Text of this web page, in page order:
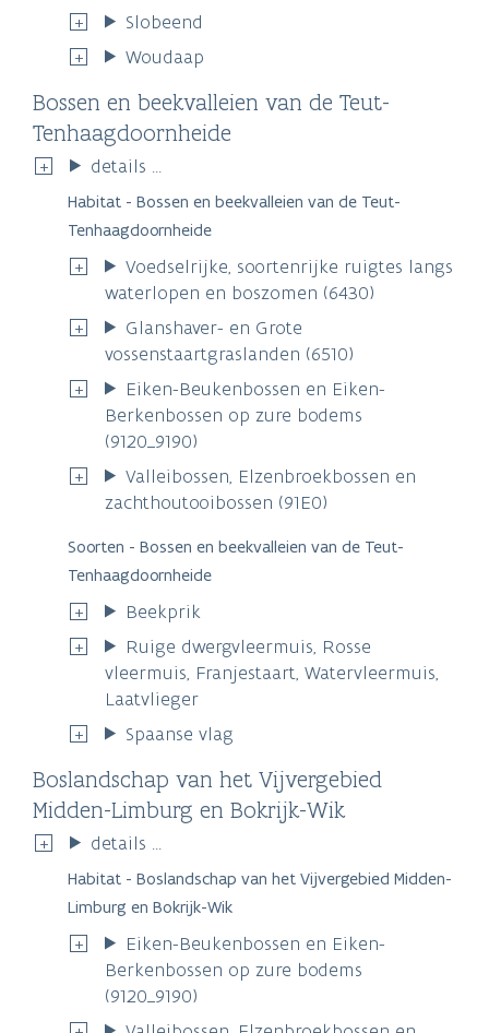
Slobeend
Woudaap
Bossen en beekvalleien van de Teut-
Tenhaagdoornheide
details ...
Habitat - Bossen en beekvalleien van de Teut-
Tenhaagdoornheide
Voedselrijke, soortenrijke ruigtes langs
waterlopen en boszomen (6430)
Glanshaver- en Grote
vossenstaartgraslanden (6510)
Eiken-Beukenbossen en Eiken-
Berkenbossen op zure bodems
(9120_9190)
Valleibossen, Elzenbroekbossen en
zachthoutooibossen (91E0)
Soorten - Bossen en beekvalleien van de Teut-
Tenhaagdoornheide
Beekprik
Ruige dwergvleermuis, Rosse
vleermuis, Franjestaart, Watervleermuis,
Laatvlieger
Spaanse vlag
Boslandschap van het Vijvergebied
Midden-Limburg en Bokrijk-Wik
details ...
Habitat - Boslandschap van het Vijvergebied Midden-
Limburg en Bokrijk-Wik
Eiken-Beukenbossen en Eiken-
Berkenbossen op zure bodems
(9120_9190)